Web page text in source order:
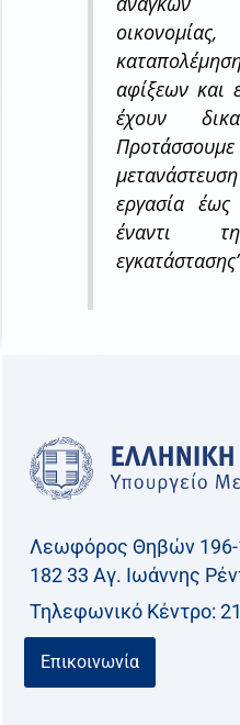
αφίξεων και
έχουν
εργασία
έναντι
εγκατάστασης
Λεωφόρος Θηβών 196-
182 33 Aγ. Ιωάννης
Τηλεφωνικό Kέντρο:
Επικοινωνία